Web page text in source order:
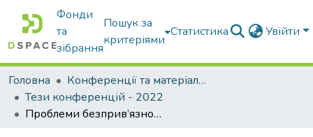
Фонди
та
зібрання
Пошук за
критеріями
Статистика Увійти
Головна
Конференції та матеріали конференцій
Тези конференцій - 2022
Проблеми безприв’язно-боксового утримання та профілактика захворювань корів за інтенсивних технологій виробництва молока